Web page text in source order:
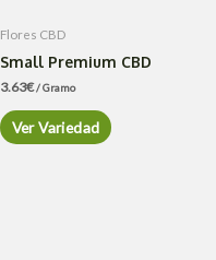
Flores CBD
Small Premium CBD
3.63€/ Gramo
Ver Variedad